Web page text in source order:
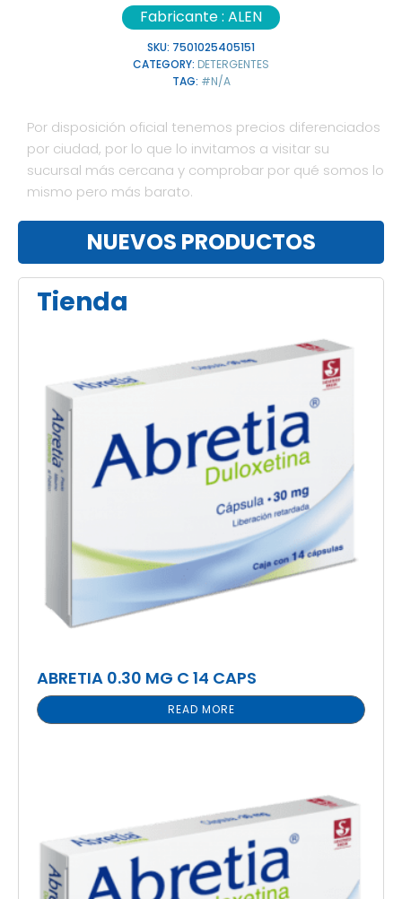
Fabricante : ALEN
SKU: 7501025405151
CATEGORY: DETERGENTES
TAG: #N/A
Por disposición oficial tenemos precios diferenciados
por ciudad, por lo que lo invitamos a visitar su
sucursal más cercana y comprobar por qué somos lo
mismo pero más barato.
NUEVOS PRODUCTOS
Tienda
ABRETIA 0.30 MG C 14 CAPS
READ MORE